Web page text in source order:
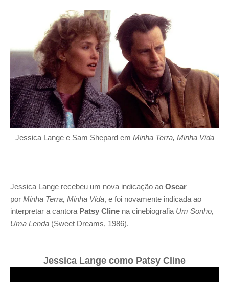
Jessica Lange e Sam Shepard em Minha Terra, Minha Vida
Jessica Lange recebeu um nova indicação ao Oscar
por Minha Terra, Minha Vida, e foi novamente indicada ao
interpretar a cantora Patsy Cline na cinebiografia Um Sonho,
Uma Lenda (Sweet Dreams, 1986).
Jessica Lange como Patsy Cline